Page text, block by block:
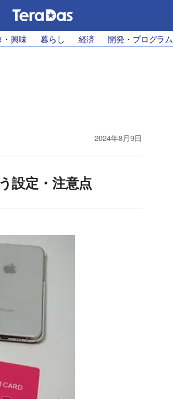
・興味 暮らし 経済 開発・プログラム
2024年8月9日
設定・注意点